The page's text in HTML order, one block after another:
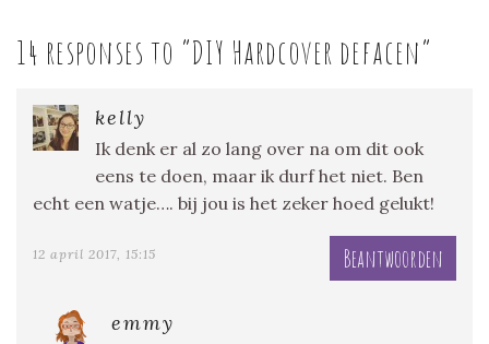
14 responses to “DIY Hardcover defacen”
kelly
Ik denk er al zo lang over na om dit ook
eens te doen, maar ik durf het niet. Ben
echt een watje…. bij jou is het zeker hoed gelukt!
12 april 2017, 15:15 Beantwoorden
emmy